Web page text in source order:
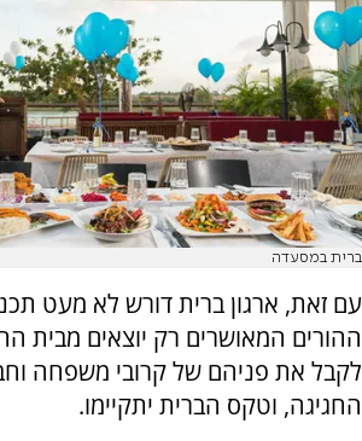
ברית במסעדה
עם זאת, ארגון ברית דורש לא מעט
ההורים המאושרים רק יוצאים מבית
לקבל את פניהם של קרובי משפחה
החגיגה, וטקס הברית יתקיימו.